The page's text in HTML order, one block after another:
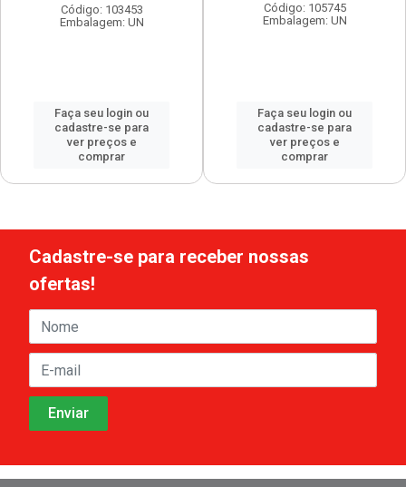
Código: 103453
Embalagem: UN
Faça seu login ou
cadastre-se para
ver preços e
comprar
Código: 105745
Embalagem: UN
Faça seu login ou
cadastre-se para
ver preços e
comprar
Cadastre-se para receber nossas
ofertas!